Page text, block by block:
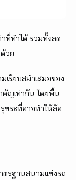
ที่ทำได้ รวมทั้งลด
วย
รียบสม่ำเสมอของ
ญเท่ากัน โดยพื้น
ขระที่อาจทำให้ล้อ
ตรฐานสนามแข่งรถ